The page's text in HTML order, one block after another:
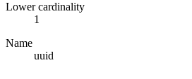
Lower cardinality
1
Name
uuid